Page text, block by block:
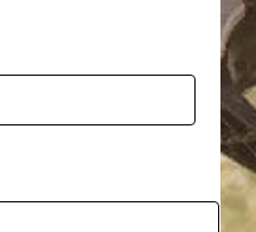
a
g
e